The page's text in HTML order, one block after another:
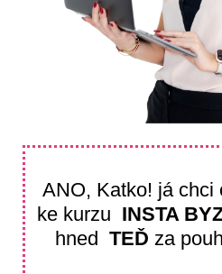
ANO, Katko! já chci
ke kurzu INSTA
hned TEĎ za